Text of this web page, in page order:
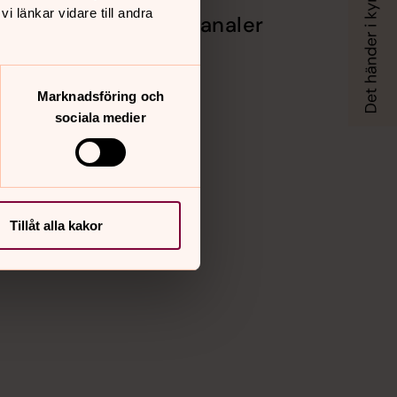
länkar vidare till andra
Marknadsföring och
sociala medier
Tillåt alla kakor
Sociala kanaler
Facebook
Vimeo